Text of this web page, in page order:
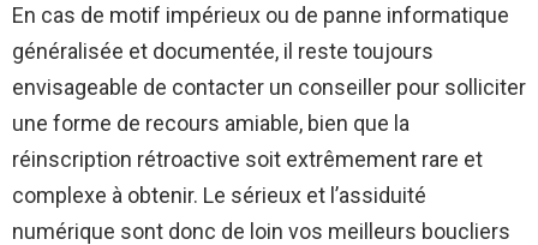
En cas de motif impérieux ou de panne informatique
généralisée et documentée, il reste toujours
envisageable de contacter un conseiller pour solliciter
une forme de recours amiable, bien que la
réinscription rétroactive soit extrêmement rare et
complexe à obtenir. Le sérieux et l’assiduité
numérique sont donc de loin vos meilleurs boucliers